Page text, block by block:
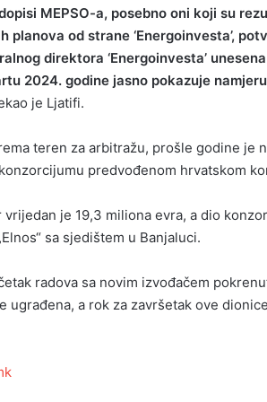
MEPSO-a, posebno oni koji su
planova od strane ‘Energoinvesta’,
direktora ‘Energoinvesta’
2024. godine jasno pokazuje
je Ljatifi.
teren za arbitražu, prošle godine je
predvođenom hrvatskom
vrijedan je 19,3 miliona evra, a dio
sa sjedištem u Banjaluci.
radova sa novim izvođačem
ugrađena, a rok za završetak ove